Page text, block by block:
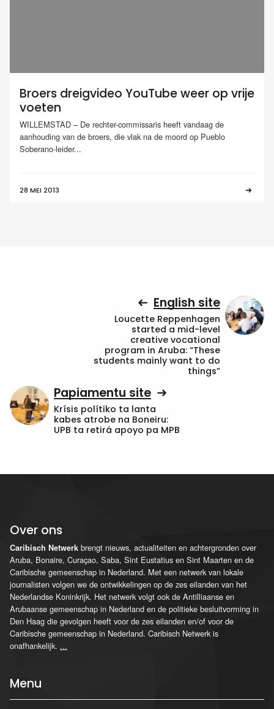
Broers dreigvideo YouTube weer op vrije
voeten
WILLEMSTAD – De rechter-commissaris heeft vandaag de
aanhouding van de broers, die vlak na de moord op Pueblo
Soberano-leider...
28 MEI 2013
English site
Loucette Reppenhagen
started a mid-level
creative vocational
program in Aruba: “These
students mainly want to do
things”
Papiamentu site
Krísis polítiko ta lanta
kabes atrobe na Boneiru:
UPB ta retirá apoyo pa MPB
Over ons
Caribisch Netwerk brengt nieuws, actualiteiten en achtergronden over
Aruba, Bonaire, Curaçao, Saba, Sint Eustatius en Sint Maarten en de
Caribische gemeenschap in Nederland. Met een netwerk van lokale
journalisten volgen we de ontwikkelingen op de zes eilanden van het
Nederlandse Koninkrijk. Het netwerk volgt ook de Antilliaanse en
Arubaanse gemeenschap in Nederland en de politieke besluitvorming in
Den Haag die gevolgen heeft voor de zes eilanden en/of voor de
Caribische gemeenschap in Nederland. Caribisch Netwerk is
onafhankelijk. ...
Menu